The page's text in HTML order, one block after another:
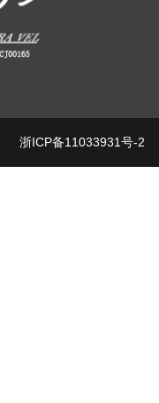
浙ICP备11033931号-2